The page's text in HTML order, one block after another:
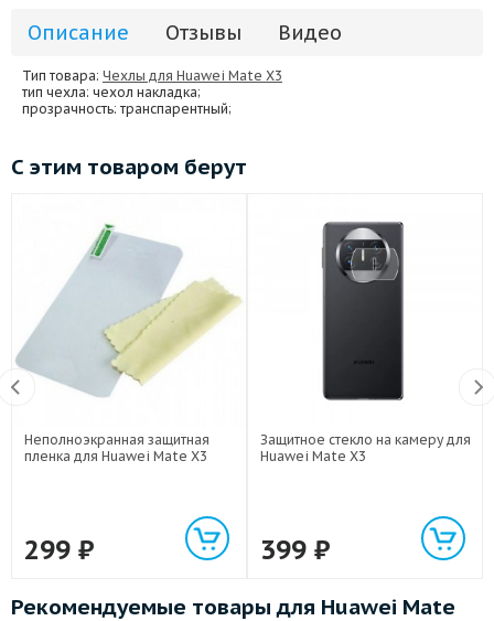
Описание Отзывы Видео
Тип товара: Чехлы для Huawei Mate X3
тип чехла: чехол накладка;
прозрачность: транспарентный;
С этим товаром берут
Неполноэкранная защитная
пленка для Huawei Mate X3
299 ₽
Защитное стекло на камеру для
Huawei Mate X3
399 ₽
Рекомендуемые товары для Huawei Mate